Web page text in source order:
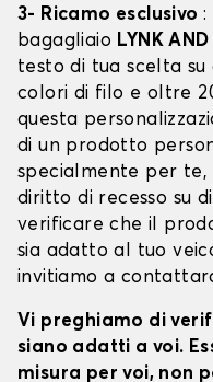
3- Ricamo esclusivo :
bagagliaio LYNK
testo di tua scelta su
colori di filo e oltre
questa
di un prodotto
specialmente per te,
diritto di recesso su
verificare che il
sia adatto al tuo
invitiamo a
Vi preghiamo di
siano adatti a voi.
misura per voi, non